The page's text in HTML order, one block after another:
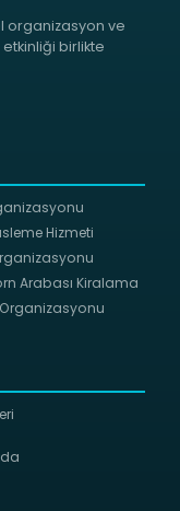
organizasyon ve
birlikte
Hizmeti
Arabası Kiralama